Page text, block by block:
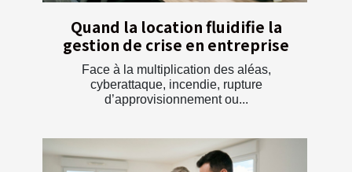
Quand la location fluidifie la
gestion de crise en entreprise
Face à la multiplication des aléas,
cyberattaque, incendie, rupture
d’approvisionnement ou...